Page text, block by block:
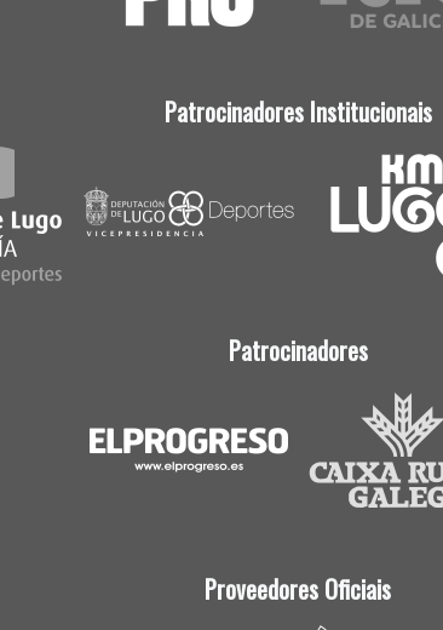
Patrocinadores Institucionais
Patrocinadores
Proveedores Oficiais